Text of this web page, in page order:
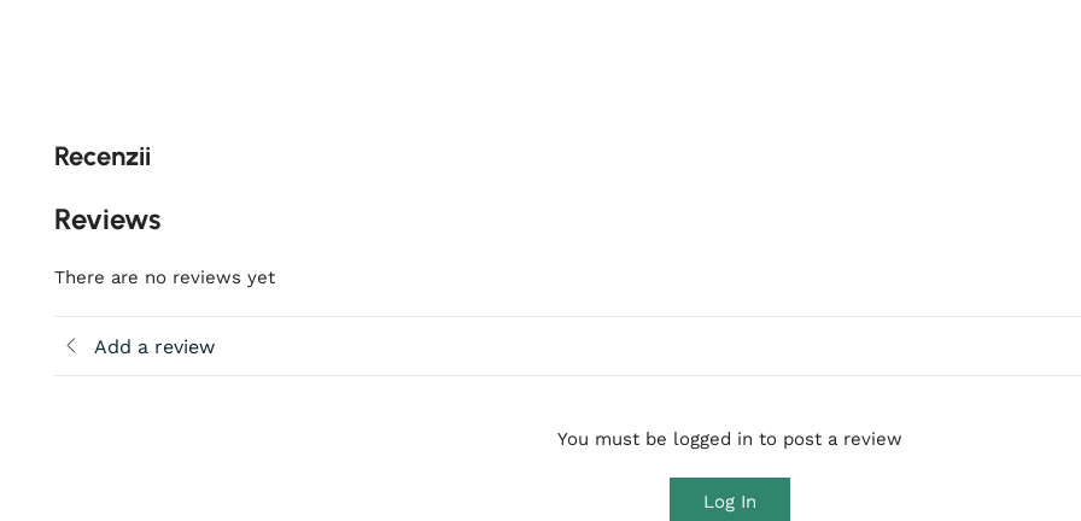
Recenzii
Reviews
There are no reviews yet
Add a review
You must be logged in to post a review
Log In